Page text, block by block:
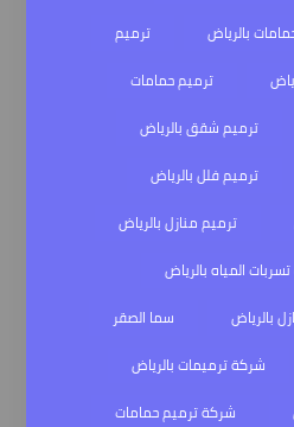
بالرياض
ترميم
ترميم حمامات
ترميم شقق بالرياض
ترميم فلل بالرياض
ترميم منازل بالرياض
المياه بالرياض
بالرياض
سما الصقر
شركة ترميمات بالرياض
شركة ترميم حمامات